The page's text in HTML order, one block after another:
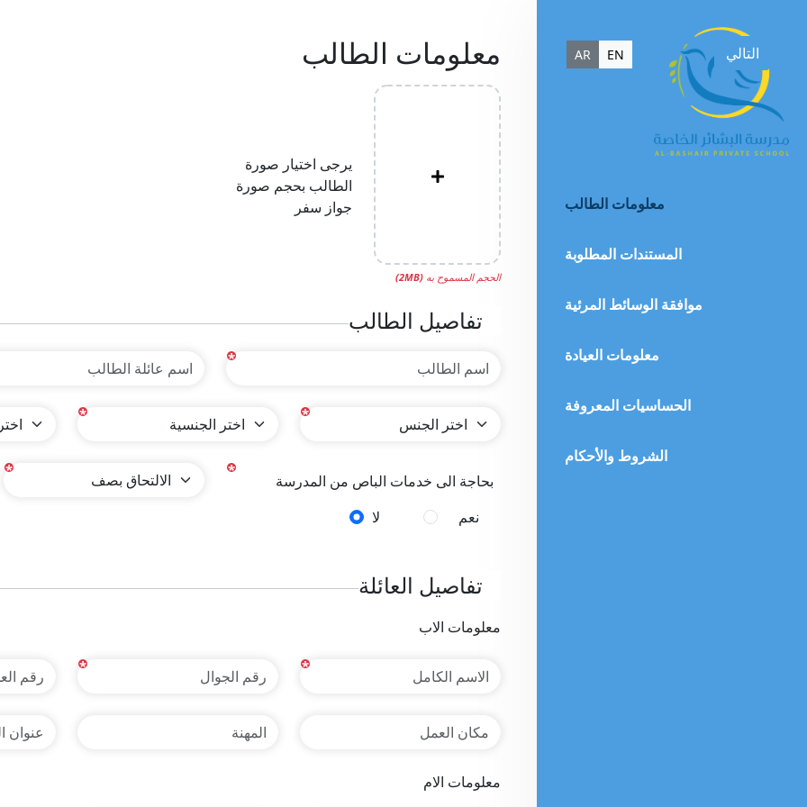
EN
AR
معلومات الطالب
المستندات المطلوبة
موافقة الوسائط المرئية
معلومات العيادة
الحساسيات المعروفة
الشروط والأحكام
التالي معلومات الطالب
الحجم المسموح به (
2MB)
يرجى اختيار صورة
الطالب بحجم صورة
جواز سفر
تفاصيل الطالب
*
*
*
*
بحاجة الى خدمات الباص من المدرسة
نعم
لا
*
تفاصيل العائلة
معلومات الاب
*
*
معلومات الام